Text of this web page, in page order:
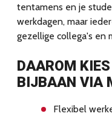
tentamens en je
werkdagen, maar
gezellige collega's en
DAAROM
BIJBAAN VIA
Flexibel